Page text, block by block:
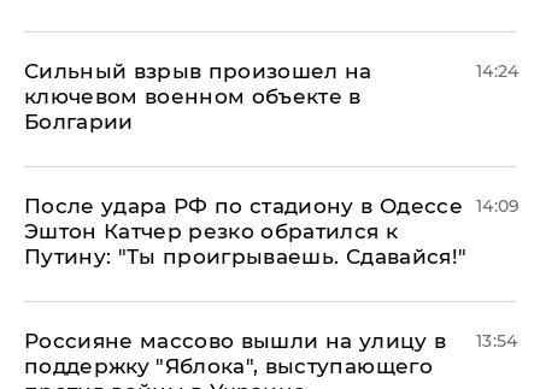
Сильный взрыв произошел на
ключевом военном объекте в
Болгарии
14:24
После удара РФ по стадиону в Одессе
Эштон Катчер резко обратился к
Путину: "Ты проигрываешь. Сдавайся!"
14:09
Россияне массово вышли на улицу в
поддержку "Яблока", выступающего
13:54